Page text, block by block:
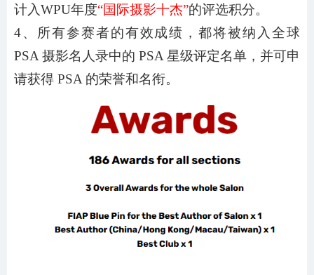
计入WPU年度“国际摄影十杰”的评选积分。
4、所有参赛者的有效成绩，都将被纳入全球
PSA 摄影名人录中的 PSA 星级评定名单，并可申
请获得 PSA 的荣誉和名衔。